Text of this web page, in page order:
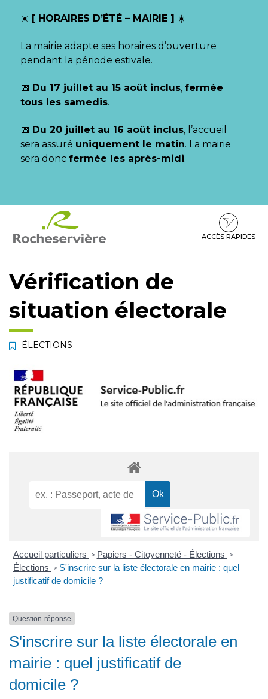
☀️ [ HORAIRES D’ÉTÉ – MAIRIE ] ☀️
La mairie adapte ses horaires d’ouverture
pendant la période estivale.
📅 Du 17 juillet au 15 août inclus, fermée
tous les samedis.
📅 Du 20 juillet au 16 août inclus, l’accueil
sera assuré uniquement le matin. La mairie
sera donc fermée les après-midi.
contenu
pied
ACCÈS RAPIDES
Vérification de
situation électorale
ÉLECTIONS
Accueil particuliers > Papiers - Citoyenneté - Élections >
Élections > S'inscrire sur la liste électorale en mairie : quel
justificatif de domicile ?
Question-réponse
S'inscrire sur la liste électorale en
mairie : quel justificatif de
domicile ?